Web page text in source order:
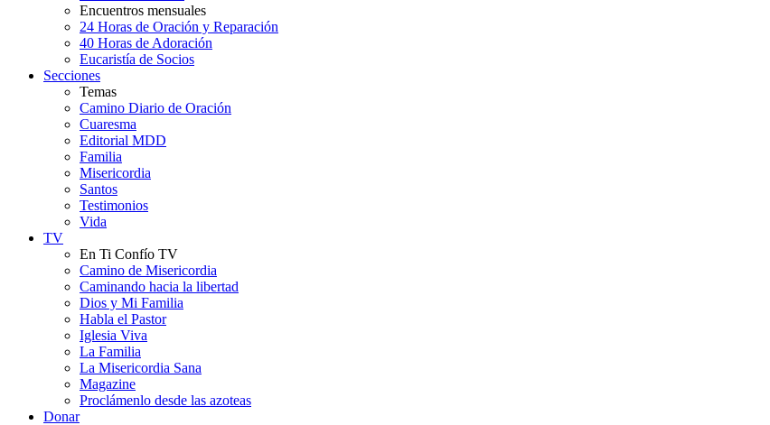
Encuentros mensuales
24 Horas de Oración y Reparación
40 Horas de Adoración
Eucaristía de Socios
Secciones
Temas
Camino Diario de Oración
Cuaresma
Editorial MDD
Familia
Misericordia
Santos
Testimonios
Vida
TV
En Ti Confío TV
Camino de Misericordia
Caminando hacia la libertad
Dios y Mi Familia
Habla el Pastor
Iglesia Viva
La Familia
La Misericordia Sana
Magazine
Proclámenlo desde las azoteas
Donar